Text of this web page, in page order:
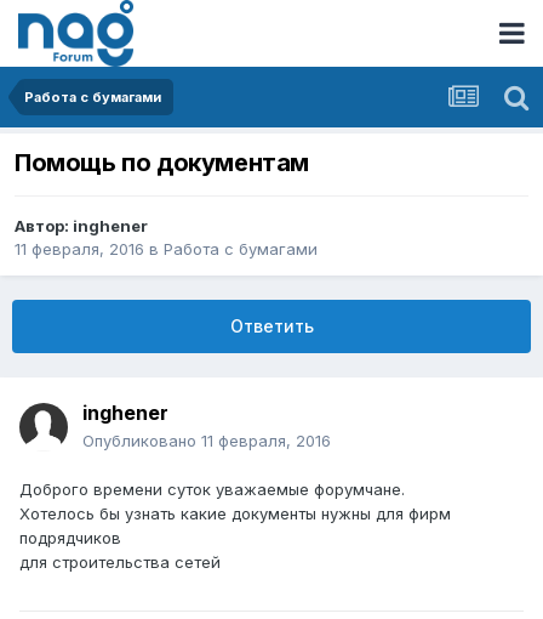
Работа с бумагами
Помощь по документам
Автор: inghener
11 февраля, 2016 в Работа с бумагами
Ответить
inghener
Опубликовано 11 февраля, 2016
Доброго времени суток уважаемые форумчане.
Хотелось бы узнать какие документы нужны для фирм
подрядчиков
для строительства сетей